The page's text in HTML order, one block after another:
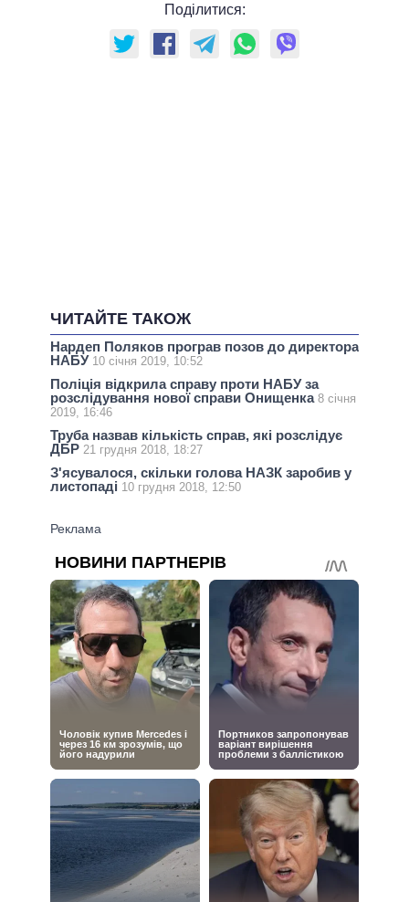
Поділитися:
ЧИТАЙТЕ ТАКОЖ
Нардеп Поляков програв позов до директора
НАБУ 10 січня 2019, 10:52
Поліція відкрила справу проти НАБУ за
розслідування нової справи Онищенка 8 січня
2019, 16:46
Труба назвав кількість справ, які розслідує
ДБР 21 грудня 2018, 18:27
З'ясувалося, скільки голова НАЗК заробив у
листопаді 10 грудня 2018, 12:50